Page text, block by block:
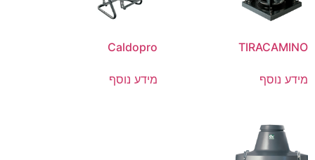
TIRACAMINO
מידע נוסף
Caldopro
מידע נוסף